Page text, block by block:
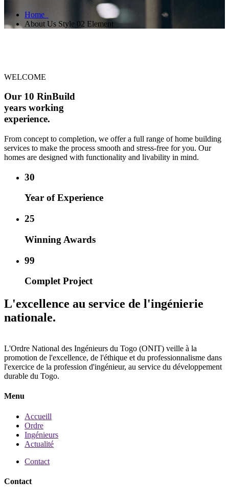
Home
About Us Style 02 Element
WELCOME
Our 10 RinBuild
years working
experience.
From concept to completion, we offer a full range of home building
services to make the process smooth and stress-free for you. Our
homes are designed with functionality and livability in mind.
30
Year of Experience
25
Winning Awards
99
Complet Project
L'excellence au service de l'ingénierie
nationale.
L'Ordre National des Ingénieurs du Togo (ONIT) veille à la
promotion de l'excellence, de l'éthique et du professionnalisme dans
l'exercice de la profession d'ingénieur, au service du développement
durable du Togo.
Menu
Accueill
Ordre
Ingénieurs
Actualité
Contact
Contact